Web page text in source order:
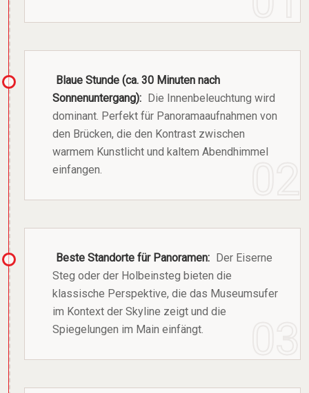
Blaue Stunde (ca. 30 Minuten nach
Sonnenuntergang):
Die Innenbeleuchtung wird
dominant. Perfekt für Panoramaaufnahmen von
den Brücken, die den Kontrast zwischen
warmem Kunstlicht und kaltem Abendhimmel
einfangen.
Beste Standorte für Panoramen:
Der Eiserne
Steg oder der Holbeinsteg bieten die
klassische Perspektive, die das Museumsufer
im Kontext der Skyline zeigt und die
Spiegelungen im Main einfängt.